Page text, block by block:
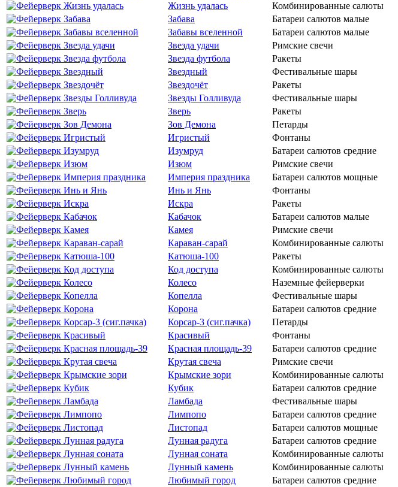
Жизнь удалась
Комбинированные салюты
Забава
Батареи салютов малые
Забавы вселенной
Батареи салютов малые
Звезда удачи
Римские свечи
Звезда футбола
Ракеты
Звездный
Фестивальные шары
Звездочёт
Ракеты
Звезды Голливуда
Фестивальные шары
Зверь
Ракеты
Зов Демона
Петарды
Игристый
Фонтаны
Изумруд
Батареи салютов средние
Изюм
Римские свечи
Империя праздника
Батареи салютов мощные
Инь и Янь
Фонтаны
Искра
Ракеты
Кабачок
Батареи салютов малые
Камея
Римские свечи
Караван-сарай
Комбинированные салюты
Катюша-100
Ракеты
Код доступа
Комбинированные салюты
Колесо
Наземные фейерверки
Копелла
Фестивальные шары
Корона
Батареи салютов средние
Корсар-3 (сиг.пачка)
Петарды
Красивый
Фонтаны
Красная площадь-39
Батареи салютов средние
Крутая свеча
Римские свечи
Крымские зори
Комбинированные салюты
Кубик
Батареи салютов средние
Ламбада
Фестивальные шары
Лимпопо
Батареи салютов средние
Листопад
Батареи салютов мощные
Лунная радуга
Батареи салютов средние
Лунная соната
Комбинированные салюты
Лунный камень
Комбинированные салюты
Любимый город
Батареи салютов средние